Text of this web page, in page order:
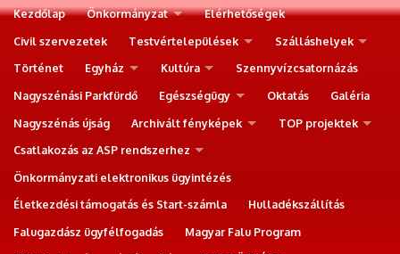
Kezdőlap Önkormányzat
Elérhetőségek
Civil szervezetek
Testvértelepülések
Szálláshelyek
Történet
Egyház Kultúra
Szennyvízcsatornázás
Nagyszénási Parkfürdő
Egészségügy Oktatás
Galéria
Nagyszénás újság
Archivált fényképek
TOP projektek
Csatlakozás az ASP rendszerhez
Önkormányzati elektronikus ügyintézés
Életkezdési támogatás és Start-számla
Hulladékszállítás
Falugazdász ügyfélfogadás
Magyar Falu Program